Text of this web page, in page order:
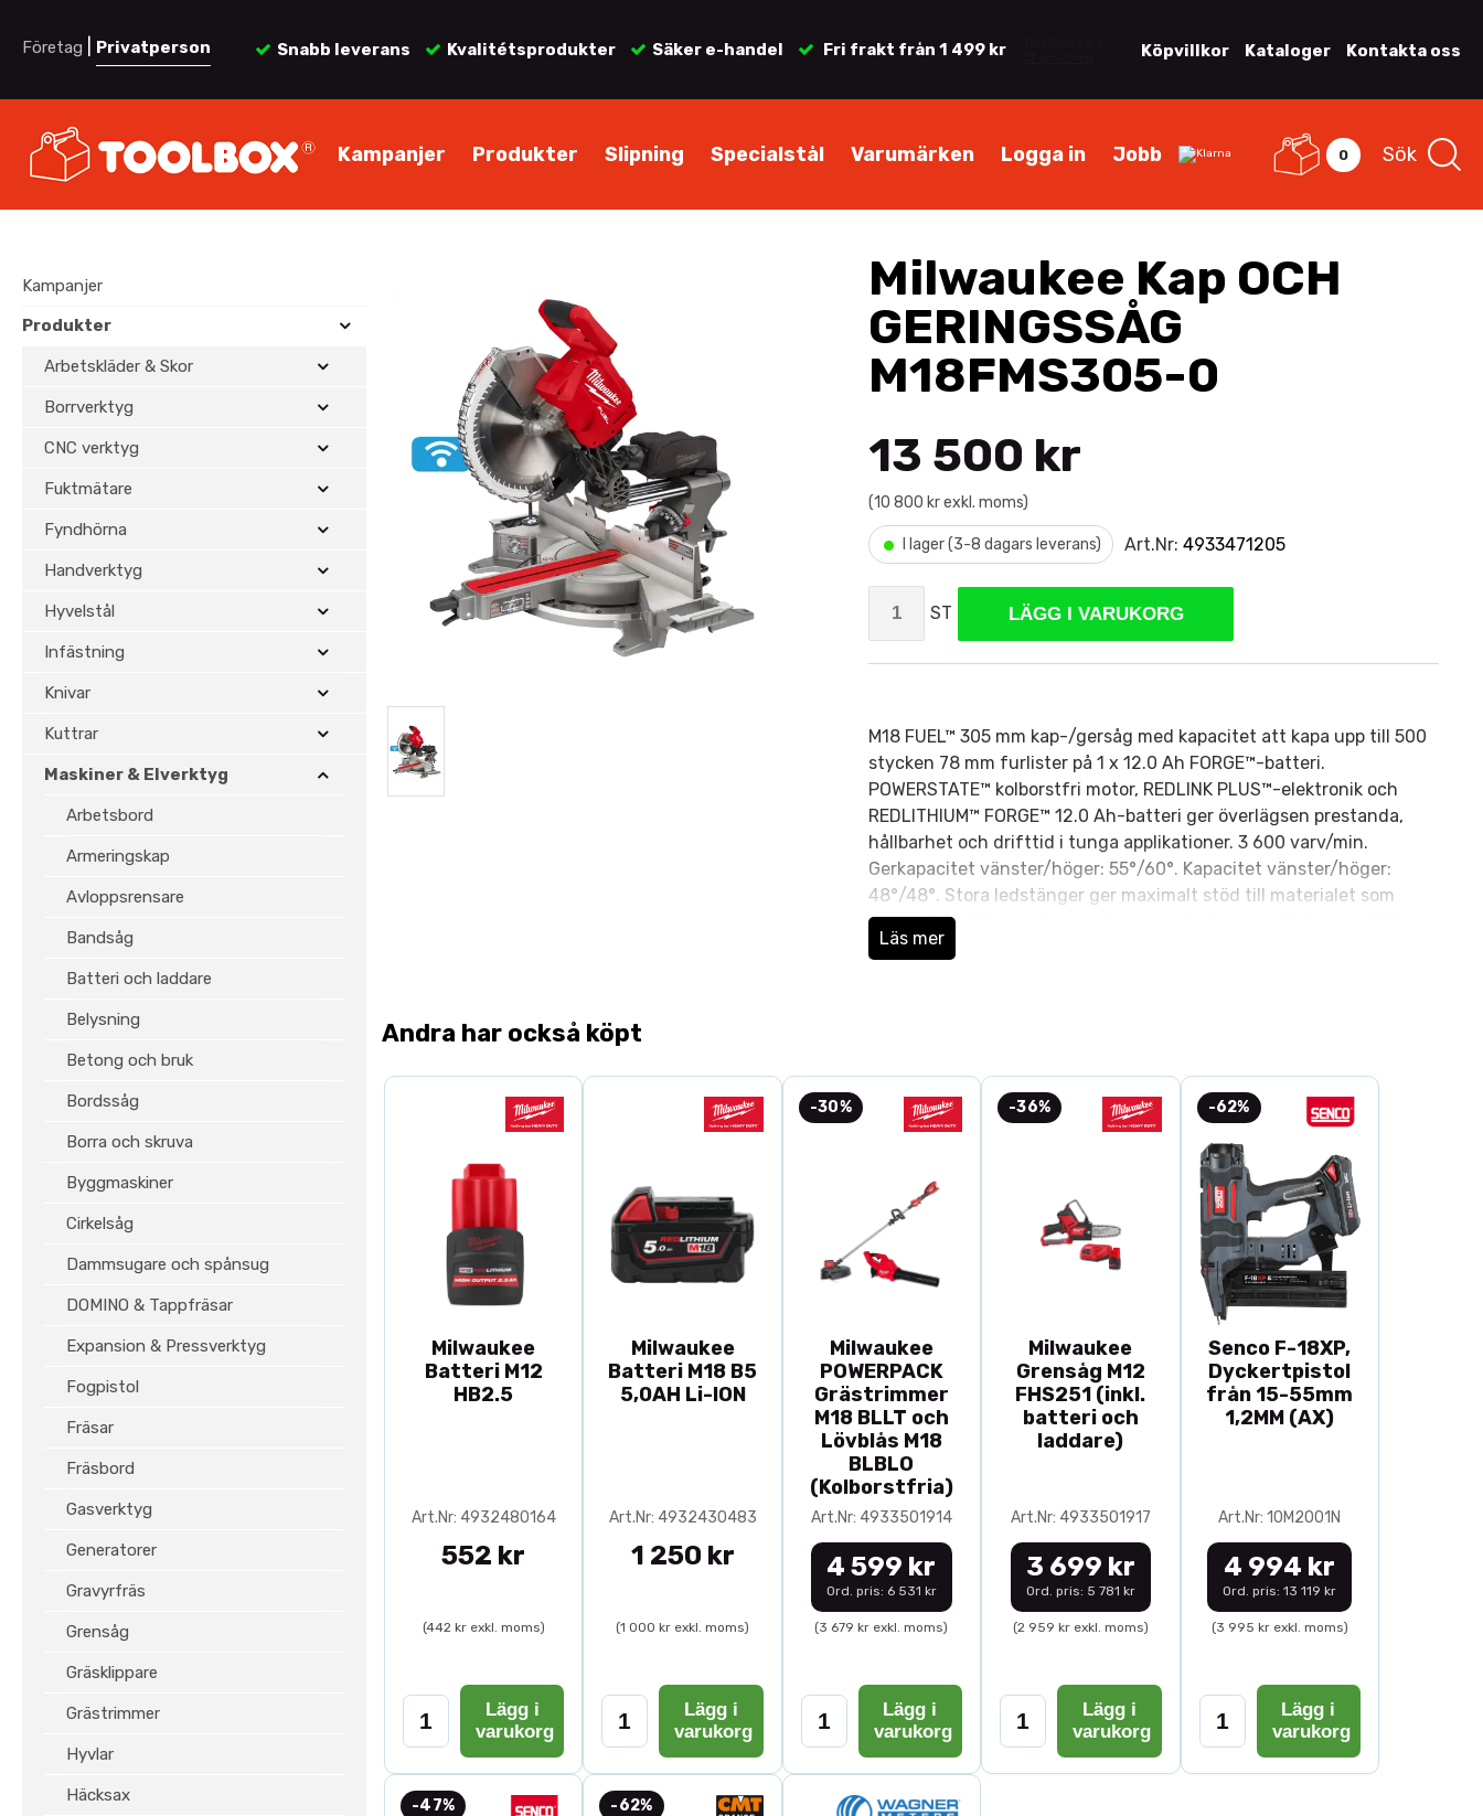
Företag Privatperson Snabb leverans Kvalitétsprodukter Säker e-handel Fri frakt från 1 499 kr Köpvillkor Kataloger Kontakta oss
Kampanjer Produkter Slipning Specialstål Varumärken Logga in Jobb 0 Sök
Kampanjer
Produkter
Arbetskläder & Skor
Borrverktyg
CNC verktyg
Fuktmätare
Fyndhörna
Handverktyg
Hyvelstål
Infästning
Knivar
Kuttrar
Maskiner & Elverktyg
Arbetsbord
Armeringskap
Avloppsrensare
Bandsåg
Batteri och laddare
Belysning
Betong och bruk
Bordssåg
Borra och skruva
Byggmaskiner
Cirkelsåg
Dammsugare och spånsug
DOMINO & Tappfräsar
Expansion & Pressverktyg
Fogpistol
Fräsar
Fräsbord
Gasverktyg
Generatorer
Gravyrfräs
Grensåg
Gräsklippare
Grästrimmer
Hyvlar
Häcksax
Milwaukee Kap OCH
GERINGSSÅG
M18FMS305-0
13 500 kr
(10 800 kr exkl. moms)
• I lager (3-8 dagars leverans) Art.Nr: 4933471205
ST LÄGG I VARUKORG
M18 FUEL™ 305 mm kap-/gersåg med kapacitet att kapa upp till 500
stycken 78 mm furlister på 1 x 12.0 Ah FORGE™-batteri.
POWERSTATE™ kolborstfri motor, REDLINK PLUS™-elektronik och
REDLITHIUM™ FORGE™ 12.0 Ah-batteri ger överlägsen prestanda,
hållbarhet och drifttid i tunga applikationer. 3 600 varv/min.
Gerkapacitet vänster/höger: 55°/60°. Kapacitet vänster/höger:
48°/48°. Stora ledstänger ger maximalt stöd till materialet som
kapas. ONE-KEY™ verktygsspårning och säkerhet. Slitstarkt stålbord
med fasta stopp för upprepad precision vid geringssågning. Vikt
Läs mer
Andra har också köpt
Milwaukee
Batteri M12
HB2.5
Art.Nr: 4932480164
552 kr
(442 kr exkl. moms)
Lägg i
varukorg
Milwaukee
Batteri M18 B5
5,0AH Li-ION
Art.Nr: 4932430483
1 250 kr
(1 000 kr exkl. moms)
Lägg i
varukorg
-30%
Milwaukee
POWERPACK
Grästrimmer
M18 BLLT och
Lövblås M18
BLBLO
(Kolborstfria)
Art.Nr: 4933501914
4 599 kr
Ord. pris: 6 531 kr
(3 679 kr exkl. moms)
Lägg i
varukorg
-36%
Milwaukee
Grensåg M12
FHS251 (inkl.
batteri och
laddare)
Art.Nr: 4933501917
3 699 kr
Ord. pris: 5 781 kr
(2 959 kr exkl. moms)
Lägg i
varukorg
-62%
Senco F-18XP,
Dyckertpistol
från 15-55mm
1,2MM (AX)
Art.Nr: 10M2001N
4 994 kr
Ord. pris: 13 119 kr
(3 995 kr exkl. moms)
Lägg i
varukorg
-47% -62%